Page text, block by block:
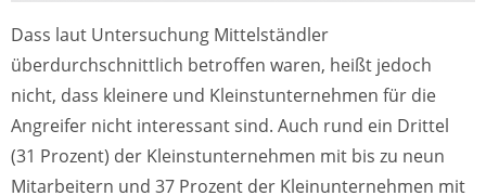
Dass laut Untersuchung Mittelständler
überdurchschnittlich betroffen waren, heißt jedoch
nicht, dass kleinere und Kleinstunternehmen für die
Angreifer nicht interessant sind. Auch rund ein Drittel
(31 Prozent) der Kleinstunternehmen mit bis zu neun
Mitarbeitern und 37 Prozent der Kleinunternehmen mit